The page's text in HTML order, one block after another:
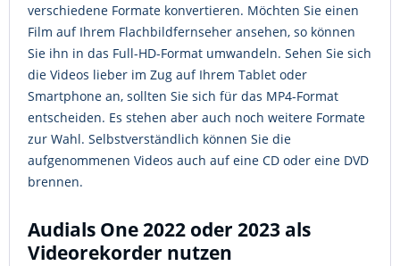
verschiedene Formate konvertieren. Möchten Sie einen
Film auf Ihrem Flachbildfernseher ansehen, so können
Sie ihn in das Full-HD-Format umwandeln. Sehen Sie sich
die Videos lieber im Zug auf Ihrem Tablet oder
Smartphone an, sollten Sie sich für das MP4-Format
entscheiden. Es stehen aber auch noch weitere Formate
zur Wahl. Selbstverständlich können Sie die
aufgenommenen Videos auch auf eine CD oder eine DVD
brennen.
Audials One 2022 oder 2023 als
Videorekorder nutzen